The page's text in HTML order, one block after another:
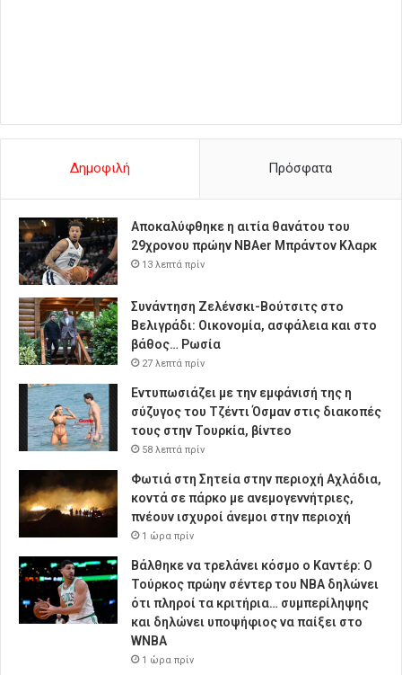
Δημοφιλή Πρόσφατα
Αποκαλύφθηκε η αιτία θανάτου του
29χρονου πρώην NBAer Μπράντον Κλαρκ
13 λεπτά πρίν
Συνάντηση Ζελένσκι-Βούτσιτς στο
Βελιγράδι: Οικονομία, ασφάλεια και στο
βάθος… Ρωσία
27 λεπτά πρίν
Εντυπωσιάζει με την εμφάνισή της η
σύζυγος του Τζέντι Όσμαν στις διακοπές
τους στην Τουρκία, βίντεο
58 λεπτά πρίν
Φωτιά στη Σητεία στην περιοχή Αχλάδια,
κοντά σε πάρκο με ανεμογεννήτριες,
πνέουν ισχυροί άνεμοι στην περιοχή
1 ώρα πρίν
Βάλθηκε να τρελάνει κόσμο ο Καντέρ: Ο
Τούρκος πρώην σέντερ του NBA δηλώνει
ότι πληροί τα κριτήρια… συμπερίληψης
και δηλώνει υποψήφιος να παίξει στο
WNBA
1 ώρα πρίν